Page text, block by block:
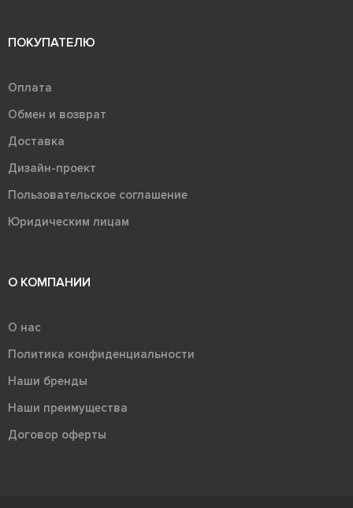
ПОКУПАТЕЛЮ
Оплата
Обмен и возврат
Доставка
Дизайн-проект
Пользовательское соглашение
Юридическим лицам
О КОМПАНИИ
О нас
Политика конфиденциальности
Наши бренды
Наши преимущества
Договор оферты